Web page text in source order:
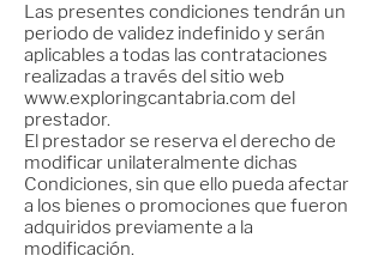
Las presentes condiciones tendrán un
periodo de validez indefinido y serán
aplicables a todas las contrataciones
realizadas a través del sitio web
www.exploringcantabria.com del
prestador.
El prestador se reserva el derecho de
modificar unilateralmente dichas
Condiciones, sin que ello pueda afectar
a los bienes o promociones que fueron
adquiridos previamente a la
modificación.